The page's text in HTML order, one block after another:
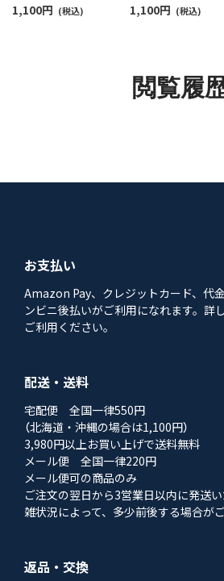
丈 ソックス レディース
1,100円 (税込)
ソックス レディー
1,100円 (税込)
閲覧履
お支払い
Amazon Pay、クレジットカード、代
ンビニ後払いがご利用になれます。詳
ご利用ください。
配送・送料
宅配便 全国一律550円
（北海道・沖縄の場合は1,100円）
3,980円以上お買い上げで送料無料
メール便 全国一律220円
メール便可の商品のみ
ご注文の翌日から3営業日以内に発送
雑状況によって、多少前後する場合がご
返品・交換